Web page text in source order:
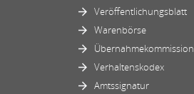
Veröffentlichungsblatt
Warenbörse
Übernahmekommission
Verhaltenskodex
Amtssignatur